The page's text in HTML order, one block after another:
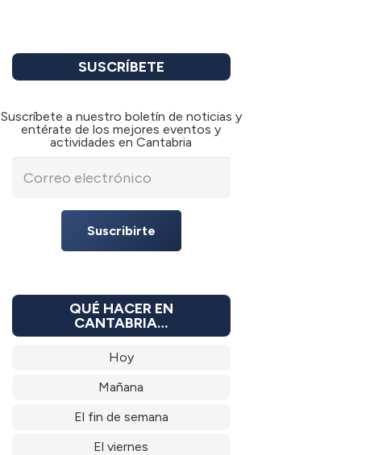
SUSCRÍBETE
Suscríbete a nuestro boletín de noticias y
entérate de los mejores eventos y
actividades en Cantabria
Suscribirte
QUÉ HACER EN
CANTABRIA…
Hoy
Mañana
El fin de semana
El viernes